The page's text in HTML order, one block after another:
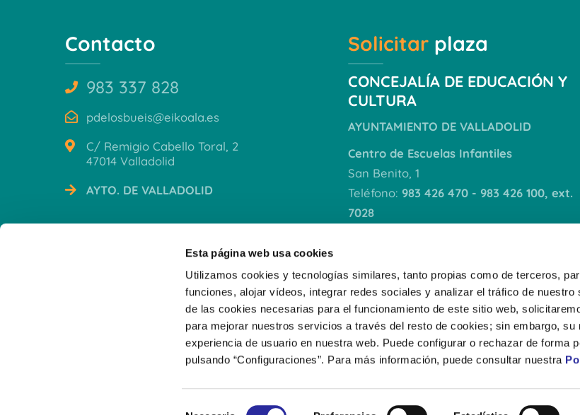
Esta página web usa cookies
Utilizamos cookies y tecnologías similares, tanto propias como de terceros,
funciones, alojar vídeos, integrar redes sociales y analizar el tráfico de nuestro
de las cookies necesarias para el funcionamiento de este sitio web,
para mejorar nuestros servicios a través del resto de cookies; sin embargo, su
experiencia de usuario en nuestra web. Puede configurar o rechazar de forma
pulsando “Configuraciones”. Para más información, puede consultar nuestra
Contacto
983 337 828
pdelosbueis@eikoala.es
C/ Remigio Cabello Toral, 2
47014 Valladolid
AYTO. DE VALLADOLID
Solicitarplaza
CONCEJALÍA DE EDUCACIÓN Y
CULTURA
AYUNTAMIENTO DE VALLADOLID
Centro de Escuelas Infantiles
San Benito, 1
Teléfono: 983 426 470 - 983 426 100, ext.
7028